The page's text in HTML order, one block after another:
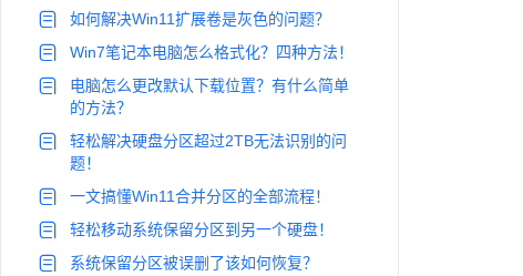
如何解决Win11扩展卷是灰色的问题？
Win7笔记本电脑怎么格式化？四种方法！
电脑怎么更改默认下载位置？有什么简单
的方法？
轻松解决硬盘分区超过2TB无法识别的问
题！
一文搞懂Win11合并分区的全部流程！
轻松移动系统保留分区到另一个硬盘！
系统保留分区被误删了该如何恢复？